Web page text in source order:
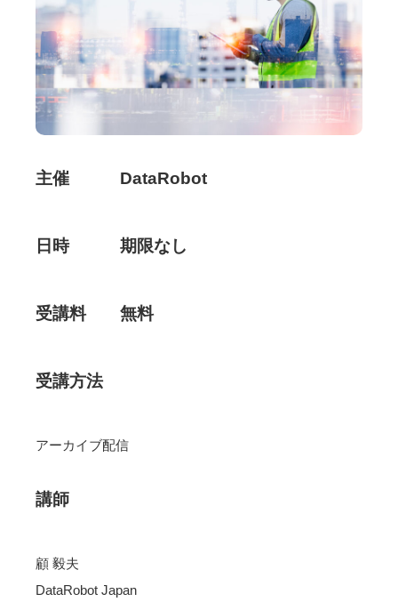
主催 DataRobot
日時 期限なし
受講料 無料
受講方法
アーカイブ配信
講師
顧 毅夫
DataRobot Japan